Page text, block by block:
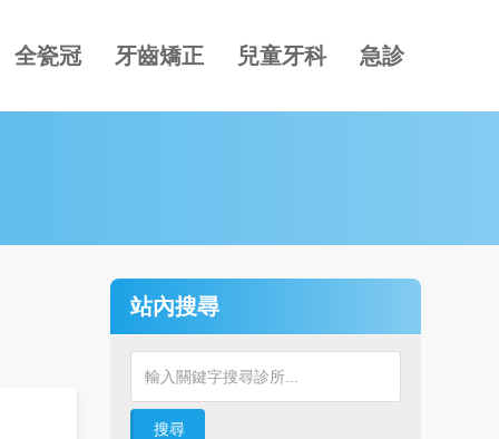
全瓷冠 牙齒矯正 兒童牙科 急診
站內搜尋
搜尋